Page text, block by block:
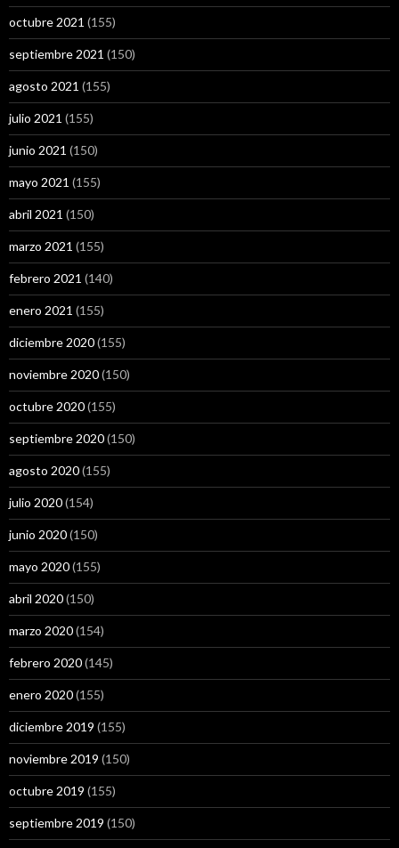
octubre 2021 (155)
septiembre 2021 (150)
agosto 2021 (155)
julio 2021 (155)
junio 2021 (150)
mayo 2021 (155)
abril 2021 (150)
marzo 2021 (155)
febrero 2021 (140)
enero 2021 (155)
diciembre 2020(155)
noviembre 2020(150)
octubre 2020(155)
septiembre 2020(150)
agosto 2020(155)
julio 2020(154)
junio 2020(150)
mayo 2020(155)
abril 2020(150)
marzo 2020(154)
febrero 2020(145)
enero 2020(155)
diciembre 2019 (155)
noviembre 2019 (150)
octubre 2019 (155)
septiembre 2019 (150)